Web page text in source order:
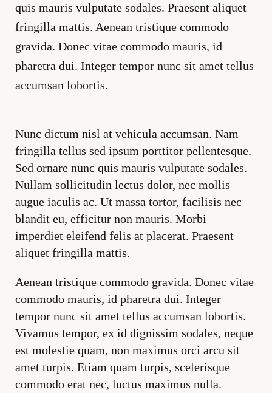
quis mauris vulputate sodales. Praesent aliquet
fringilla mattis. Aenean tristique commodo
gravida. Donec vitae commodo mauris, id
pharetra dui. Integer tempor nunc sit amet tellus
accumsan lobortis.
Nunc dictum nisl at vehicula accumsan. Nam
fringilla tellus sed ipsum porttitor pellentesque.
Sed ornare nunc quis mauris vulputate sodales.
Nullam sollicitudin lectus dolor, nec mollis
augue iaculis ac. Ut massa tortor, facilisis nec
blandit eu, efficitur non mauris. Morbi
imperdiet eleifend felis at placerat. Praesent
aliquet fringilla mattis.
Aenean tristique commodo gravida. Donec vitae
commodo mauris, id pharetra dui. Integer
tempor nunc sit amet tellus accumsan lobortis.
Vivamus tempor, ex id dignissim sodales, neque
est molestie quam, non maximus orci arcu sit
amet turpis. Etiam quam turpis, scelerisque
commodo erat nec, luctus maximus nulla.